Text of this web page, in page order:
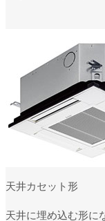
天井カセット形
天井に埋め込む形に